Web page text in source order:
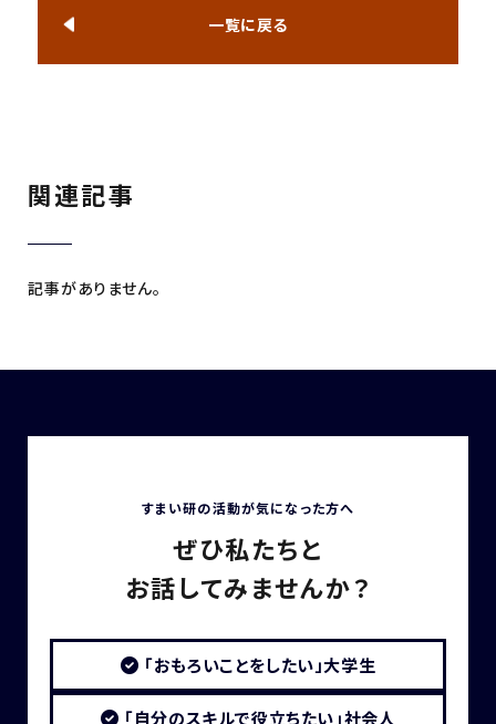
一覧に戻る
関連記事
記事がありません。
すまい研の活動が気になった方へ
ぜひ私たちと
お話してみませんか？
「おもろいことをしたい」大学生
「自分のスキルで役立ちたい」社会人